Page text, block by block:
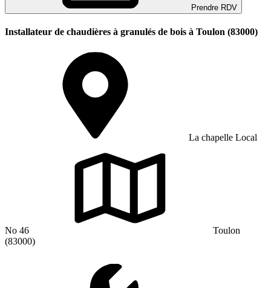
Prendre RDV
Installateur de chaudières à granulés de bois à Toulon (83000)
La chapelle Local
No 46
Toulon
(83000)